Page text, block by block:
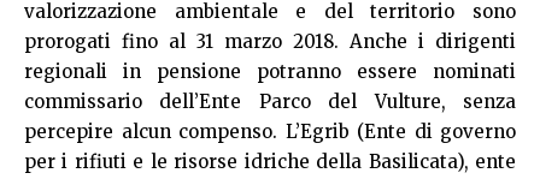
valorizzazione ambientale e del territorio sono
prorogati fino al 31 marzo 2018. Anche i dirigenti
regionali in pensione potranno essere nominati
commissario dell’Ente Parco del Vulture, senza
percepire alcun compenso. L’Egrib (Ente di governo
per i rifiuti e le risorse idriche della Basilicata), ente